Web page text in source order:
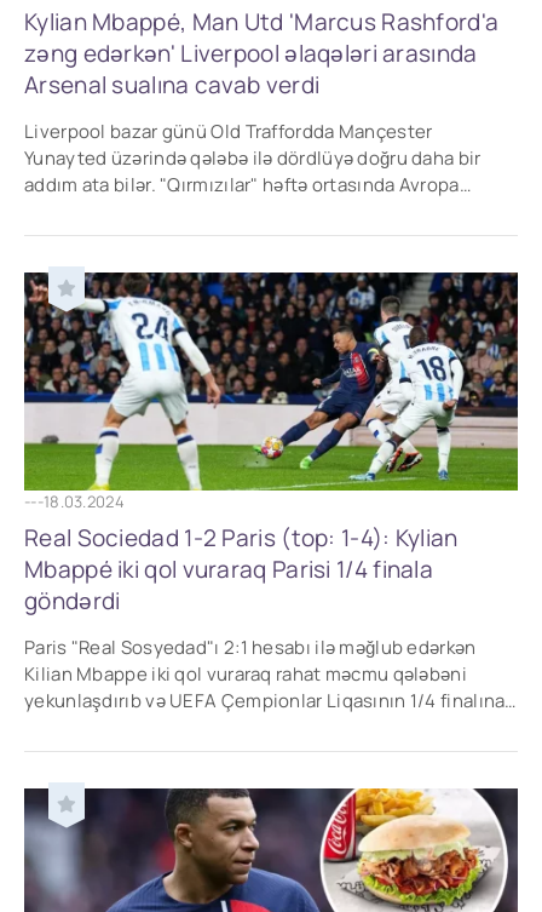
Kylian Mbappé, Man Utd 'Marcus Rashford'a
zəng edərkən' Liverpool əlaqələri arasında
Arsenal sualına cavab verdi
Liverpool bazar günü Old Traffordda Mançester
Yunayted üzərində qələbə ilə dördlüyə doğru daha bir
addım ata bilər. "Qırmızılar" həftə ortasında Avropa
---18.03.2024
Real Sociedad 1-2 Paris (top: 1-4): Kylian
Mbappé iki qol vuraraq Parisi 1/4 finala
göndərdi
Paris "Real Sosyedad"ı 2:1 hesabı ilə məğlub edərkən
Kilian Mbappe iki qol vuraraq rahat məcmu qələbəni
yekunlaşdırıb və UEFA Çempionlar Liqasının 1/4 finalına